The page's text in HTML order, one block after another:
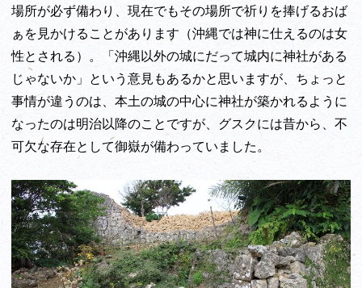
場所が必ず備わり、現在でもその場所で祈りを捧げるおば
ぁを見かけることがあります（沖縄では神に仕えるのは女
性とされる）。「沖縄以外の城にだって城内に神社がある
じゃないか」という意見もあるかと思いますが、ちょっと
事情が違うのは、本土の城の中心に神社が築かれるように
なったのは明治以降のことですが、グスクには昔から、不
可欠な存在として御嶽が備わっていました。